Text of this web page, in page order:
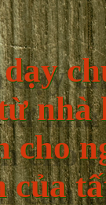
nhà
cho
của